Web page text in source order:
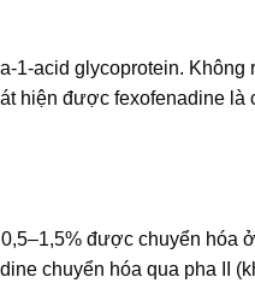
1-acid glycoprotein. Không
hiện được fexofenadine là
được chuyển hóa
chuyển hóa qua pha II